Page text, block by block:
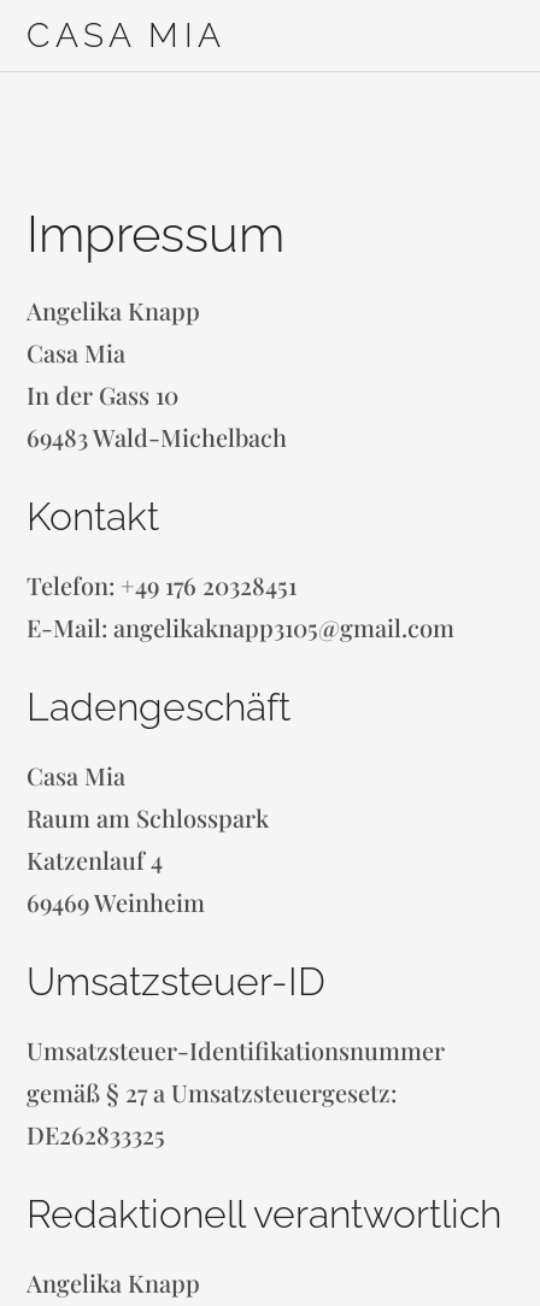
CASA MIA
Impressum
Angelika Knapp
Casa Mia
In der Gass 10
69483 Wald-Michelbach
Kontakt
Telefon: +49 176 20328451‬
E-Mail: angelikaknapp3105@gmail.com
Ladengeschäft
Casa Mia
Raum am Schlosspark
Katzenlauf 4
69469 Weinheim
Umsatzsteuer-ID
Umsatzsteuer-Identifikationsnummer
gemäß § 27 a Umsatzsteuergesetz:
DE262833325
Redaktionell verantwortlich
Angelika Knapp